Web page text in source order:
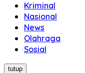
Kriminal
Nasional
News
Olahraga
Sosial
tutup